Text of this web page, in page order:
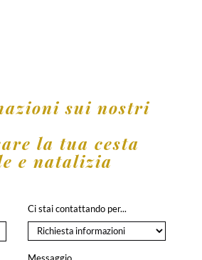
sui nostri
la tua cesta
e natalizia
Ci stai contattando per...